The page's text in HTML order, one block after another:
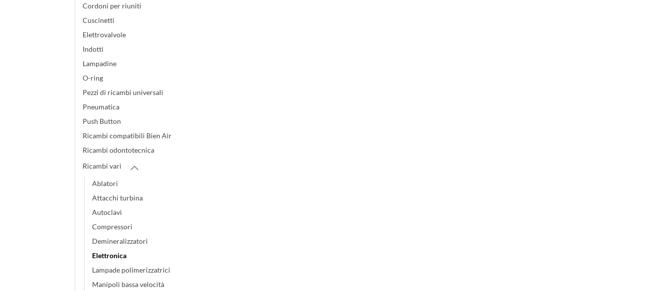
Cordoni per riuniti
Cuscinetti
Elettrovalvole
Indotti
Lampadine
O-ring
Pezzi di ricambi universali
Pneumatica
Push Button
Ricambi compatibili Bien Air
Ricambi odontotecnica
Ricambi vari
Ablatori
Attacchi turbina
Autoclavi
Compressori
Demineralizzatori
Elettronica
Lampade polimerizzatrici
Manipoli bassa velocità